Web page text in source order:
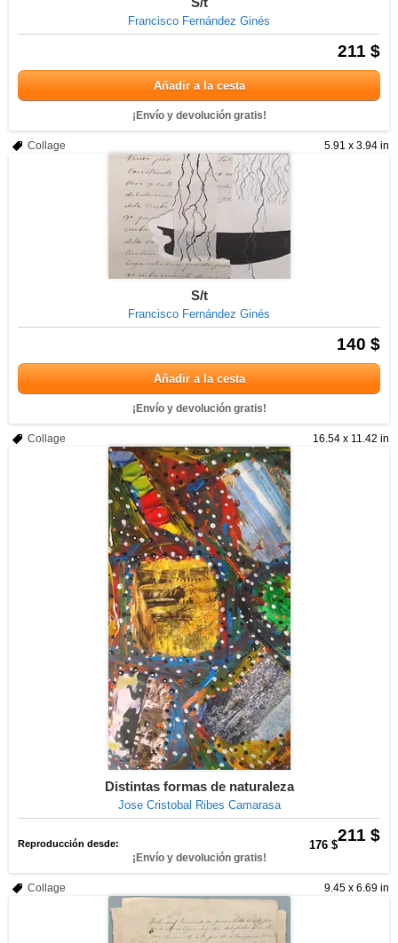
Francisco Fernández Ginés
211 $
Añadir a la cesta
¡Envío y devolución gratis!
5.91 x 3.94 in
Collage
S/t
Francisco Fernández Ginés
140 $
Añadir a la cesta
¡Envío y devolución gratis!
16.54 x 11.42 in
Collage
Distintas formas de naturaleza
Jose Cristobal Ribes Camarasa
211 $
Reproducción desde: 176 $
¡Envío y devolución gratis!
9.45 x 6.69 in
Collage